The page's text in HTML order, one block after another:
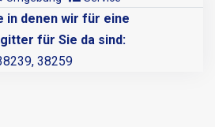
in denen wir für eine
für Sie da sind:
38259